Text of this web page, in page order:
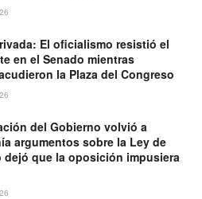
El oficialismo resistió el
en el Senado mientras
la Plaza del Congreso
del Gobierno volvió a
argumentos sobre la Ley de
dejó que la oposición impusiera